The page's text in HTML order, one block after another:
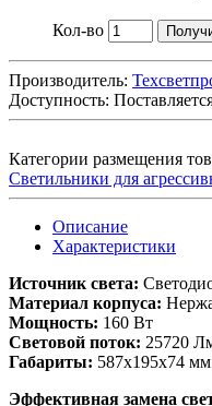
Кол-во
Производитель:
Доступность:
Категории размещения
Светильники для
Описание
Характеристики
Источник света:
Материал корпуса:
Мощность: 160 Вт
Световой поток: 25720
Габариты: 587х195х74 мм
Эффективная замена